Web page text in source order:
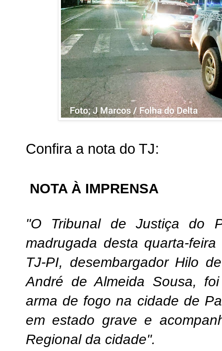
Confira a nota do TJ:
NOTA À IMPRENSA
"O Tribunal de Justiça do
madrugada desta quarta-
TJ-PI, desembargador Hilo
André de Almeida Sousa,
arma de fogo na cidade de
em estado grave e
Regional da cidade".